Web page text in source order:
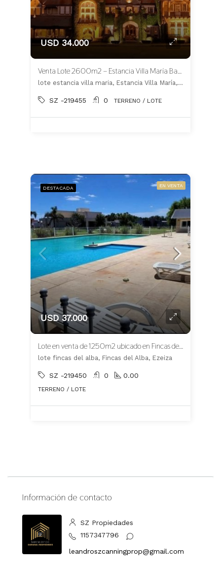
USD 34.000
Venta Lote 2600m2 – Estancia Villa María Barrio Los Silos – CANNING
lote estancia villa maria, Estancia Villa María, Ezeiza
SZ -219455 0 TERRENO / LOTE
DESTACADA EN VENTA
USD 37.000
Lote en venta de 1250m2 ubicado en Fincas del Alba
lote fincas del alba, Fincas del Alba, Ezeiza
SZ -219450 0 0.00
TERRENO / LOTE
Información de contacto
SZ Propiedades
1157347796
leandroszcanningprop@gmail.com